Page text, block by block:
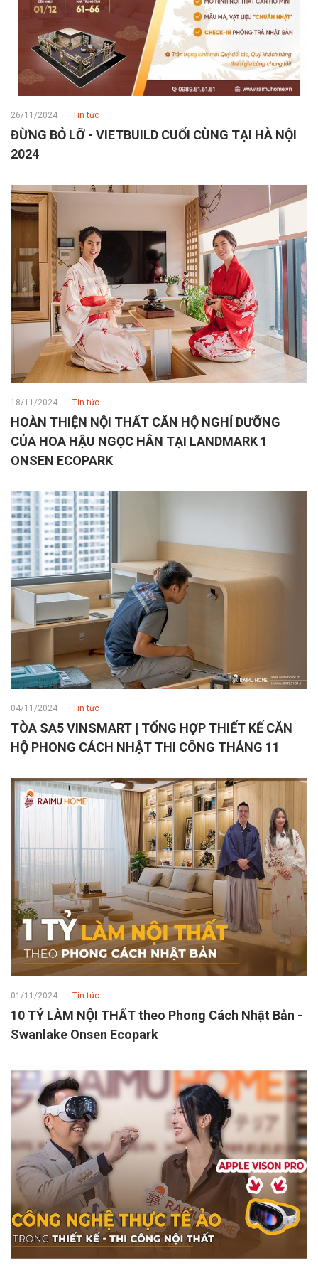
26/11/2024 Tin tức
ĐỪNG BỎ LỠ - VIETBUILD CUỐI CÙNG TẠI HÀ NỘI
2024
18/11/2024 Tin tức
HOÀN THIỆN NỘI THẤT CĂN HỘ NGHỈ DƯỠNG
CỦA HOA HẬU NGỌC HÂN TẠI LANDMARK 1
ONSEN ECOPARK
04/11/2024 Tin tức
TÒA SA5 VINSMART | TỔNG HỢP THIẾT KẾ CĂN
HỘ PHONG CÁCH NHẬT THI CÔNG THÁNG 11
01/11/2024 Tin tức
10 TỶ LÀM NỘI THẤT theo Phong Cách Nhật Bản -
Swanlake Onsen Ecopark